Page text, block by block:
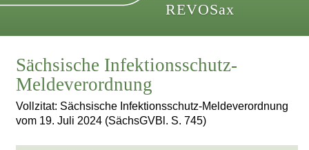
REVOSax
Sächsische Infektionsschutz-
Meldeverordnung
Vollzitat: Sächsische Infektionsschutz-Meldeverordnung
vom 19. Juli 2024 (SächsGVBl. S. 745)